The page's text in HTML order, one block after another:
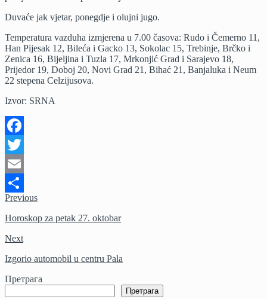
Duvaće jak vjetar, ponegdje i olujni jugo.
Temperatura vazduha izmjerena u 7.00 časova: Rudo i Čemerno 11,
Han Pijesak 12, Bileća i Gacko 13, Sokolac 15, Trebinje, Brčko i
Zenica 16, Bijeljina i Tuzla 17, Mrkonjić Grad i Sarajevo 18,
Prijedor 19, Doboj 20, Novi Grad 21, Bihać 21, Banjaluka i Neum
22 stepena Celzijusova.
Izvor: SRNA
Facebook
Twitter
Email
Share
Previous
Horoskop za petak 27. oktobar
Next
Izgorio automobil u centru Pala
Претрага
Претрага